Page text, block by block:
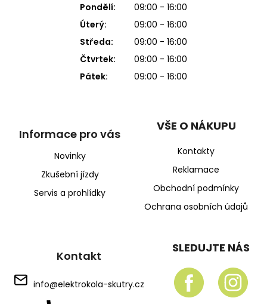
Pondělí:
09:00 - 16:00
Úterý:
09:00 - 16:00
Středa:
09:00 - 16:00
Čtvrtek:
09:00 - 16:00
Pátek:
09:00 - 16:00
Informace pro vás
Novinky
Zkušební jízdy
Servis a prohlídky
VŠE O NÁKUPU
Kontakty
Reklamace
Obchodní podmínky
Ochrana osobních údajů
Kontakt
info@elektrokola-skutry.cz
SLEDUJTE NÁS